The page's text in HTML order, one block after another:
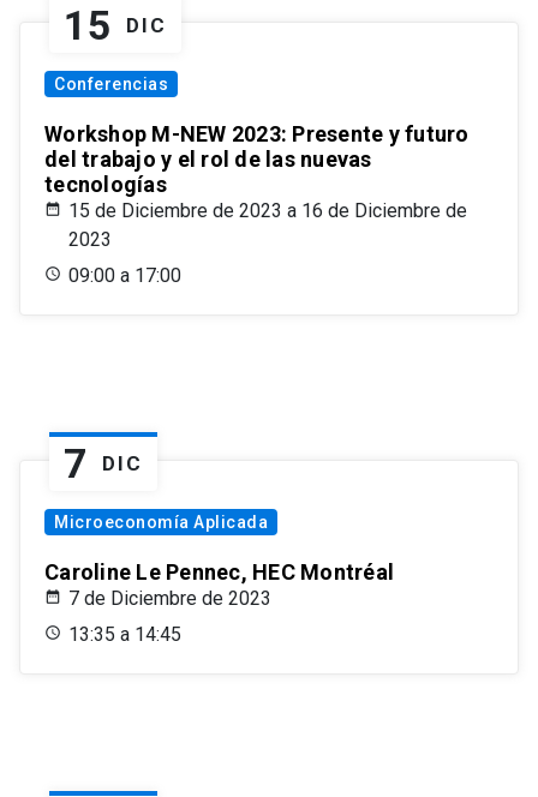
15 DIC
Conferencias
Workshop M-NEW 2023: Presente y futuro
del trabajo y el rol de las nuevas
tecnologías
15 de Diciembre de 2023 a 16 de Diciembre de
2023
09:00 a 17:00
7 DIC
Microeconomía Aplicada
Caroline Le Pennec, HEC Montréal
7 de Diciembre de 2023
13:35 a 14:45